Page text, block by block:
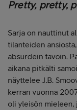
Pretty, pretty,
Sarja on nauttinut
tilanteiden
absurdein tavoin.
aikana pitkälti
näyttelee J.B.
kerran vuonna
oli yleisön mieleen,